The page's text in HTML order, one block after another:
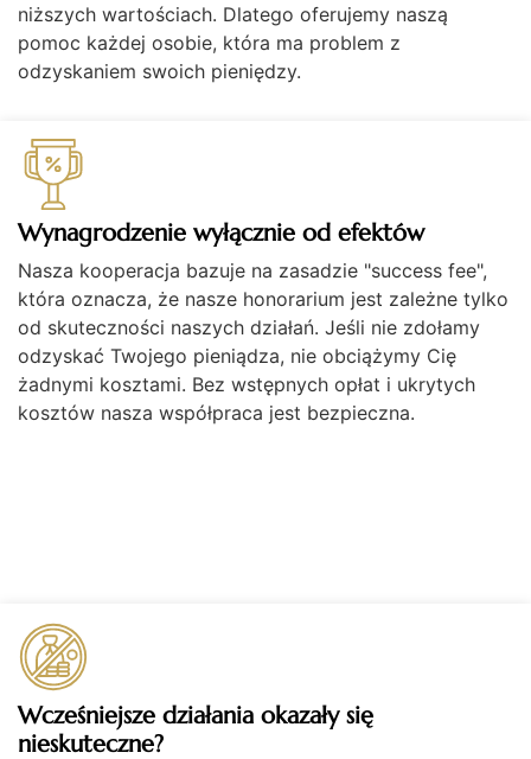
niższych wartościach. Dlatego oferujemy naszą
pomoc każdej osobie, która ma problem z
odzyskaniem swoich pieniędzy.
Wynagrodzenie wyłącznie od efektów
Nasza kooperacja bazuje na zasadzie "success fee",
która oznacza, że nasze honorarium jest zależne tylko
od skuteczności naszych działań. Jeśli nie zdołamy
odzyskać Twojego pieniądza, nie obciążymy Cię
żadnymi kosztami. Bez wstępnych opłat i ukrytych
kosztów nasza współpraca jest bezpieczna.
Wcześniejsze działania okazały się
nieskuteczne?